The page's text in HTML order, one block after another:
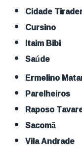
Cidade
Cursino
Itaim Bibi
Saúde
Ermelino
Parelheiros
Raposo
Sacomã
Vila Andrade